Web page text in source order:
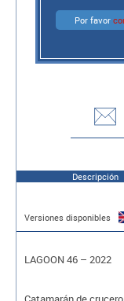
Por favor
Descripción
Versiones disponibles
LAGOON 46 – 2022